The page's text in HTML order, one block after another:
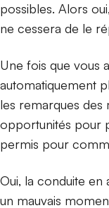
possibles. Alors
ne cessera de le
Une fois que vous
automatiquement
les remarques des
opportunités pour
permis pour
Oui, la conduite en
un mauvais